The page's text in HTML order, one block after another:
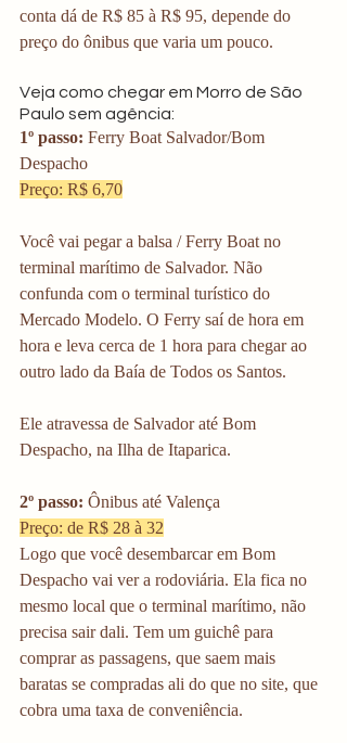
conta dá de R$ 85 à R$ 95, depende do
preço do ônibus que varia um pouco.
Veja como chegar em Morro de São
Paulo sem agência:
1º passo: Ferry Boat Salvador/Bom
Despacho
Preço: R$ 6,70
Você vai pegar a balsa / Ferry Boat no
terminal marítimo de Salvador. Não
confunda com o terminal turístico do
Mercado Modelo. O Ferry saí de hora em
hora e leva cerca de 1 hora para chegar ao
outro lado da Baía de Todos os Santos.
Ele atravessa de Salvador até Bom
Despacho, na Ilha de Itaparica.
2º passo: Ônibus até Valença
Preço: de R$ 28 à 32
Logo que você desembarcar em Bom
Despacho vai ver a rodoviária. Ela fica no
mesmo local que o terminal marítimo, não
precisa sair dali. Tem um guichê para
comprar as passagens, que saem mais
baratas se compradas ali do que no site, que
cobra uma taxa de conveniência.